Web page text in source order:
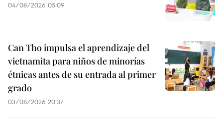
04/08/2026 05:09
Can Tho impulsa el aprendizaje del
vietnamita para niños de minorías
étnicas antes de su entrada al primer
grado
03/08/2026 20:37